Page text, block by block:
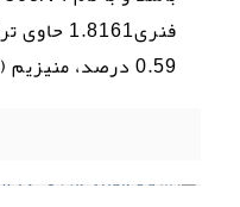
0.59 درصد، منیزیم (MG)